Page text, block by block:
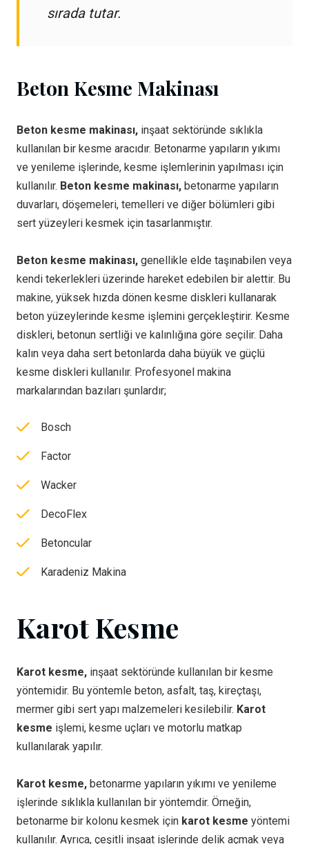
sırada tutar.
Beton Kesme Makinası
Beton kesme makinası, inşaat sektöründe sıklıkla
kullanılan bir kesme aracıdır. Betonarme yapıların yıkımı
ve yenileme işlerinde, kesme işlemlerinin yapılması için
kullanılır. Beton kesme makinası, betonarme yapıların
duvarları, döşemeleri, temelleri ve diğer bölümleri gibi
sert yüzeyleri kesmek için tasarlanmıştır.
Beton kesme makinası, genellikle elde taşınabilen veya
kendi tekerlekleri üzerinde hareket edebilen bir alettir. Bu
makine, yüksek hızda dönen kesme diskleri kullanarak
beton yüzeylerinde kesme işlemini gerçekleştirir. Kesme
diskleri, betonun sertliği ve kalınlığına göre seçilir. Daha
kalın veya daha sert betonlarda daha büyük ve güçlü
kesme diskleri kullanılır. Profesyonel makina
markalarından bazıları şunlardır;
Bosch
Factor
Wacker
DecoFlex
Betoncular
Karadeniz Makina
Karot Kesme
Karot kesme, inşaat sektöründe kullanılan bir kesme
yöntemidir. Bu yöntemle beton, asfalt, taş, kireçtaşı,
mermer gibi sert yapı malzemeleri kesilebilir. Karot
kesme işlemi, kesme uçları ve motorlu matkap
kullanılarak yapılır.
Karot kesme, betonarme yapıların yıkımı ve yenileme
işlerinde sıklıkla kullanılan bir yöntemdir. Örneğin,
betonarme bir kolonu kesmek için karot kesme yöntemi
kullanılır. Ayrıca, çeşitli inşaat işlerinde delik açmak veya